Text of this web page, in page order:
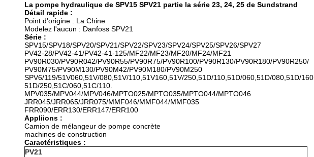
La pompe hydraulique de SPV15 SPV21 partie la série 23, 24, 25 de Sundstrand
Détail rapide :
Point d'origine : La Chine
Modelez l'aucun : Danfoss SPV21
Série :
SPV15/SPV18/SPV20/SPV21/SPV22/SPV23/SPV24/SPV25/SPV26/SPV27
PV42-28/PV42-41/PV42-41-125/MF22/MF23/MF20/MF24/MF21
PV90R030/PV90R042/PV90R55/PV90R75/PV90R100/PV90R130/PV90R180/PV90R250/
PV90M75/PV90M130/PV90M42/PV90M180/PV90M250
SPV6/119/51V060,51V/080,51V/110,51V160,51V/250,51D/110,51D/060,51D/080,51D/160,
51D/250,51C/060,51C/110.
MPV035/MPV044/MPV046/MPTO025/MPTO035/MPTO044/MPTO046
JRR045/JRR065/JRR075/MMF046/MMF044/MMF035
FRR090/ERR130/ERR147/ERR100
Appliions :
Camion de mélangeur de pompe concrète
machines de construction
Caractéristiques :
PV21